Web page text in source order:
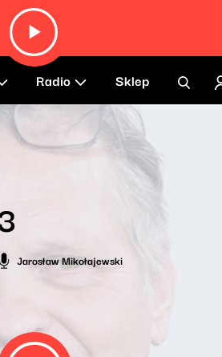
Radio Sklep
Jarosław Mikołajewski